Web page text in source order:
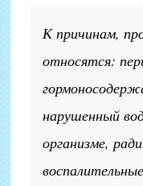
К причинам,
относятся:
нарушенный
организме,